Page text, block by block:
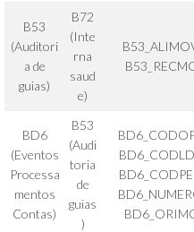
B53
(Auditori
a de
guias)
B72
(Inte
rna
saud
e)
BD6
(Eventos
Processa
mentos
Contas)
B53
(Audi
toria
de
guias
)